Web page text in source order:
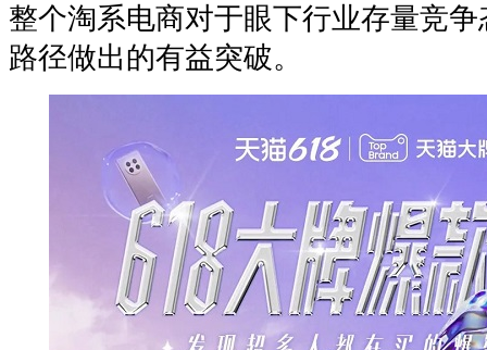
整个淘系电商对于眼下行业存量竞
路径做出的有益突破。